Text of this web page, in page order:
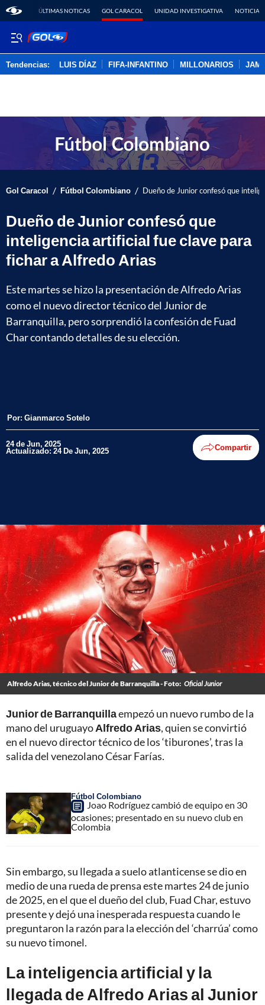
ÚLTIMAS NOTICAS GOL CARACOL UNIDAD INVESTIGATIVA NOTICIAS
Tendencias: LUIS DÍAZ FIFA-INFANTINO MILLONARIOS
Gol Caracol / Fútbol Colombiano / Dueño de Junior confesó que
Dueño de Junior confesó que
inteligencia artificial fue clave para
fichar a Alfredo Arias
Este martes se hizo la presentación de Alfredo Arias
como el nuevo director técnico del Junior de
Barranquilla, pero sorprendió la confesión de Fuad
Char contando detalles de su elección.
Por: Gianmarco Sotelo
24 de Jun, 2025
Actualizado: 24 De Jun, 2025 Compartir
Alfredo Arias, técnico del Junior de Barranquilla - Foto: Oficial Junior
Junior de Barranquillaempezó un nuevo rumbo de la
mano del uruguayoAlfredo Arias, quien se convirtió
en el nuevo director técnico de los ‘tiburones’, tras la
salida del venezolano César Farías.
Fútbol Colombiano
Joao Rodríguez cambió de equipo en 30
ocasiones; presentado en su nuevo club en
Colombia
Sin embargo, su llegada a suelo atlanticense se dio en
medio de una rueda de prensa este martes 24 de junio
de 2025, en el que el dueño del club, Fuad Char, estuvo
presente y dejó una inesperada respuesta cuando le
preguntaron la razón para la elección del ‘charrúa’ como
su nuevo timonel.
La inteligencia artificial y la
llegada de Alfredo Arias al Junior